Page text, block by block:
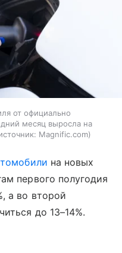
от официально
месяц выросла на
Magnific.com
на новых
первого полугодия
а во второй
до 13–14%.